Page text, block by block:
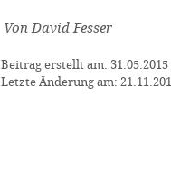
Von David Fesser
Beitrag erstellt am:
Letzte Änderung am: